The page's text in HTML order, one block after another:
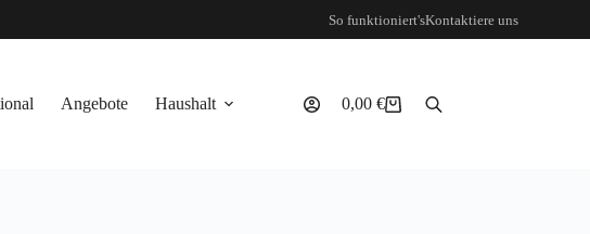
So funktioniert'sKontaktiere uns
Angebote Haushalt Warenkorb
0,00 €